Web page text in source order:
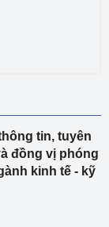
tin, tuyên
đồng vị phóng
kinh tế - kỹ